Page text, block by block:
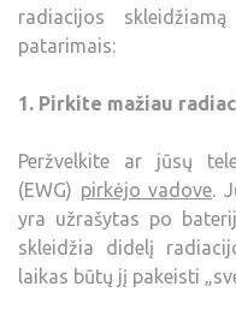
radiacijos
patarimais:
1. Pirkite mažiau
Peržvelkite ar jūsų
(EWG) pirkėjo vadove.
yra užrašytas po
skleidžia didelį
laikas būtų jį pakeisti